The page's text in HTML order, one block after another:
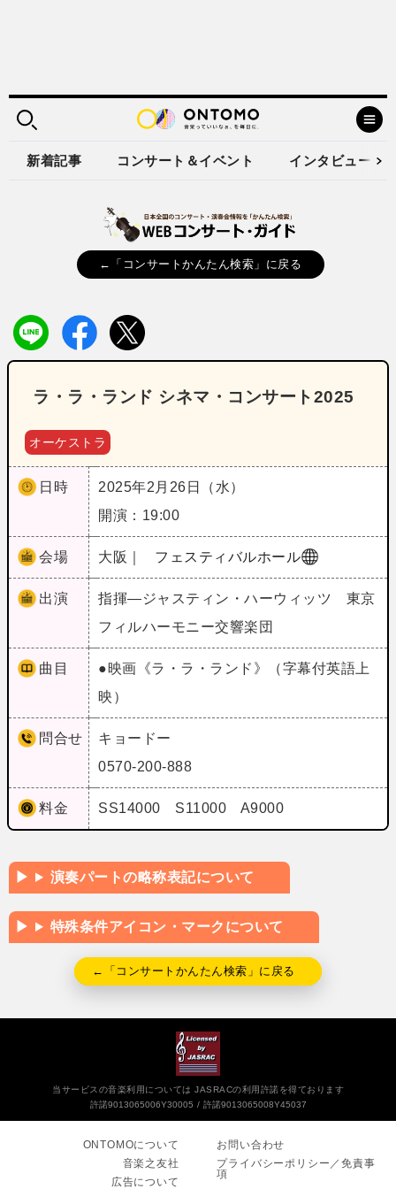
新着記事 コンサート＆イベント インタビュー
←「コンサートかんたん検索」に戻る
ラ・ラ・ランド シネマ・コンサート2025
オーケストラ
日時
2025年2月26日（水）
開演：19:00
会場 大阪｜ フェスティバルホール
出演
指揮―ジャスティン・ハーウィッツ 東京
フィルハーモニー交響楽団
曲目
●映画《ラ・ラ・ランド》（字幕付英語上
映）
問合せ
キョードー
0570-200-888
料金 SS14000 S11000 A9000
演奏パートの略称表記について
特殊条件アイコン・マークについて
←「コンサートかんたん検索」に戻る
当サービスの音楽利用については JASRACの利用許諾を得ております
許諾9013065006Y30005
許諾9013065008Y45037
ONTOMOについて
音楽之友社
広告について
お問い合わせ
プライバシーポリシー／免責事
項